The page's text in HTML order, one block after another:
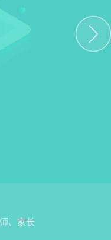
、家长